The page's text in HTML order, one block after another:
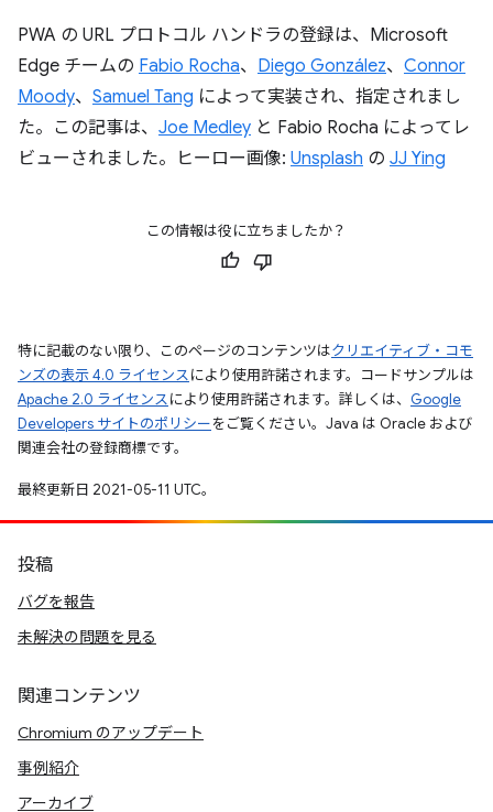
PWA の URL プロトコル ハンドラの登録は、Microsoft
Edge チームの Fabio Rocha、 Diego González、 Connor
Moody、 Samuel Tang によって実装され、指定されまし
た。この記事は、 Joe Medley と Fabio Rocha によってレ
ビューされました。ヒーロー画像: Unsplash の JJ Ying
この情報は役に立ちましたか？
特に記載のない限り、このページのコンテンツはクリエイティブ・コモ
ンズの表示 4.0 ライセンスにより使用許諾されます。コードサンプルは
Apache 2.0 ライセンスにより使用許諾されます。詳しくは、 Google
Developers サイトのポリシーをご覧ください。Java は Oracle および
関連会社の登録商標です。
最終更新日 2021-05-11 UTC。
投稿
バグを報告
未解決の問題を見る
関連コンテンツ
Chromium のアップデート
事例紹介
アーカイブ